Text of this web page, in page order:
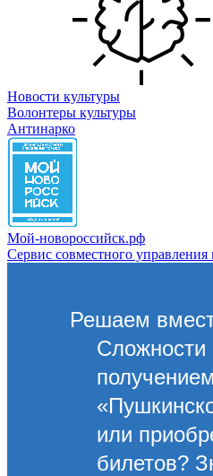
Новости культуры
Волонтеры культуры
Антинарко
Мой-новороссийск.рф
Сервис совместного управления
Решаем
Сложности
получением
или
билетов?